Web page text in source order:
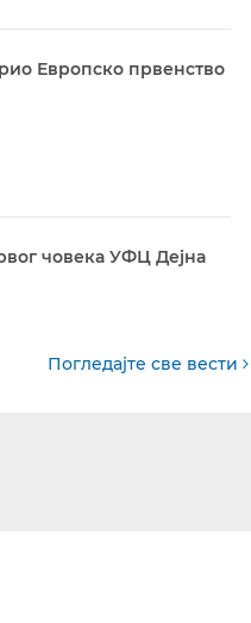
Европско првенство
човека УФЦ Дејна
Погледајте све вести